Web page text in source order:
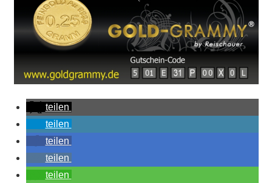
teilen
teilen
teilen
teilen
teilen